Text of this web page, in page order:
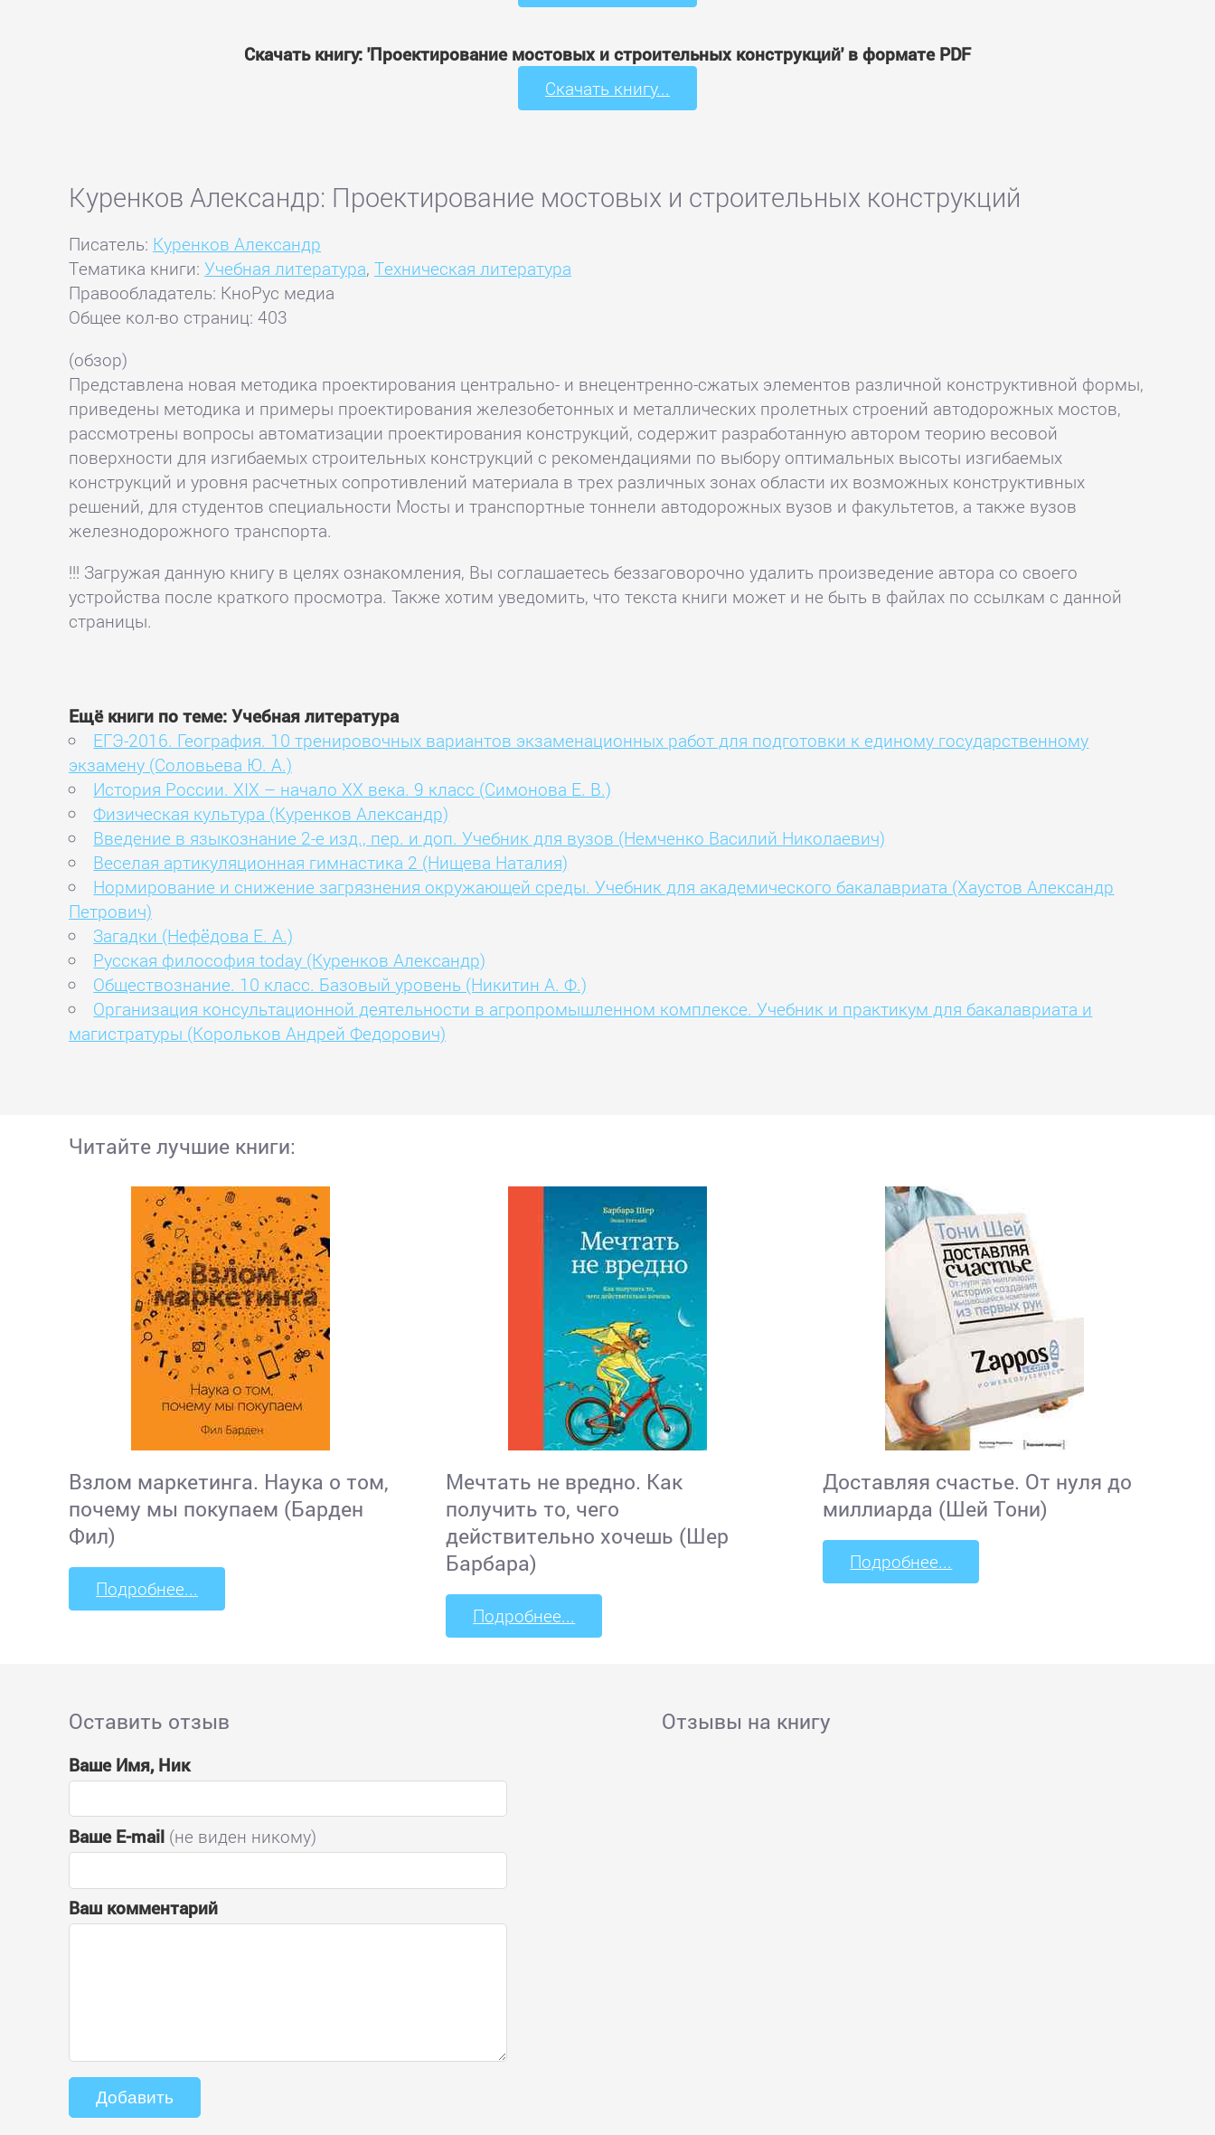
Скачать книгу: 'Проектирование мостовых и строительных конструкций' в формате PDF
Скачать книгу...
Куренков Александр: Проектирование мостовых и строительных конструкций
Писатель: Куренков Александр
Тематика книги:Учебная литература,Техническая литература
Правообладатель: КноРус медиа
Общее кол-во страниц: 403
(обзор)
Представлена новая методика проектирования центрально- и внецентренно-сжатых элементов различной конструктивной формы,
приведены методика и примеры проектирования железобетонных и металлических пролетных строений автодорожных мостов,
рассмотрены вопросы автоматизации проектирования конструкций, содержит разработанную автором теорию весовой
поверхности для изгибаемых строительных конструкций с рекомендациями по выбору оптимальных высоты изгибаемых
конструкций и уровня расчетных сопротивлений материала в трех различных зонах области их возможных конструктивных
решений, для студентов специальности Мосты и транспортные тоннели автодорожных вузов и факультетов, а также вузов
железнодорожного транспорта.
!!! Загружая данную книгу в целях ознакомления, Вы соглашаетесь беззаговорочно удалить произведение автора со своего
устройства после краткого просмотра. Также хотим уведомить, что текста книги может и не быть в файлах по ссылкам с данной
страницы.
Ещё книги по теме: Учебная литература
ЕГЭ-2016. География. 10 тренировочных вариантов экзаменационных работ для подготовки к единому государственному
экзамену (Соловьева Ю. А.)
История России. XIX – начало XX века. 9 класс (Симонова Е. В.)
Физическая культура (Куренков Александр)
Введение в языкознание 2-е изд., пер. и доп. Учебник для вузов (Немченко Василий Николаевич)
Веселая артикуляционная гимнастика 2 (Нищева Наталия)
Нормирование и снижение загрязнения окружающей среды. Учебник для академического бакалавриата (Хаустов Александр
Петрович)
Загадки (Нефёдова Е. А.)
Русская философия today (Куренков Александр)
Обществознание. 10 класс. Базовый уровень (Никитин А. Ф.)
Организация консультационной деятельности в агропромышленном комплексе. Учебник и практикум для бакалавриата и
магистратуры (Корольков Андрей Федорович)
Читайте лучшие книги:
Взлом маркетинга. Наука о том,
почему мы покупаем (Барден
Фил)
Подробнее...
Мечтать не вредно. Как
получить то, чего
действительно хочешь (Шер
Барбара)
Подробнее...
Доставляя счастье. От нуля до
миллиарда (Шей Тони)
Подробнее...
Оставить отзыв
Ваше Имя, Ник
Ваше E-mail (не виден никому)
Ваш комментарий
Отзывы на книгу